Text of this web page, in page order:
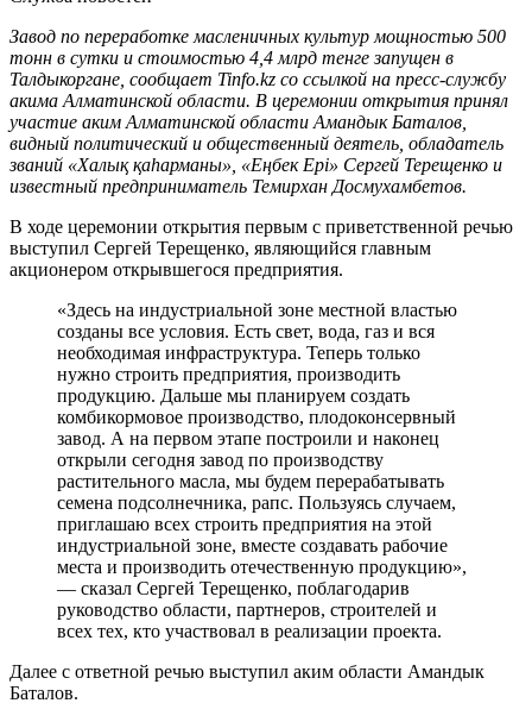
Завод по переработке масленичных культур мощностью 500
тонн в сутки и стоимостью 4,4 млрд тенге запущен в
Талдыкоргане, сообщает Tinfo.kz со ссылкой на пресс-службу
акима Алматинской области. В церемонии открытия принял
участие аким Алматинской области Амандык Баталов,
видный политический и общественный деятель, обладатель
званий «Халық қаһарманы», «Еңбек Ері» Сергей Терещенко и
известный предприниматель Темирхан Досмухамбетов.
В ходе церемонии открытия первым с приветственной речью
выступил Сергей Терещенко, являющийся главным
акционером открывшегося предприятия.
«Здесь на индустриальной зоне местной властью
созданы все условия. Есть свет, вода, газ и вся
необходимая инфраструктура. Теперь только
нужно строить предприятия, производить
продукцию. Дальше мы планируем создать
комбикормовое производство, плодоконсервный
завод. А на первом этапе построили и наконец
открыли сегодня завод по производству
растительного масла, мы будем перерабатывать
семена подсолнечника, рапс. Пользуясь случаем,
приглашаю всех строить предприятия на этой
индустриальной зоне, вместе создавать рабочие
места и производить отечественную продукцию»,
— сказал Сергей Терещенко, поблагодарив
руководство области, партнеров, строителей и
всех тех, кто участвовал в реализации проекта.
Далее с ответной речью выступил аким области Амандык
Баталов.